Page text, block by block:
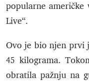
popularne američke
Live“.
Ovo je bio njen prvi
45 kilograma.
obratila pažnju na